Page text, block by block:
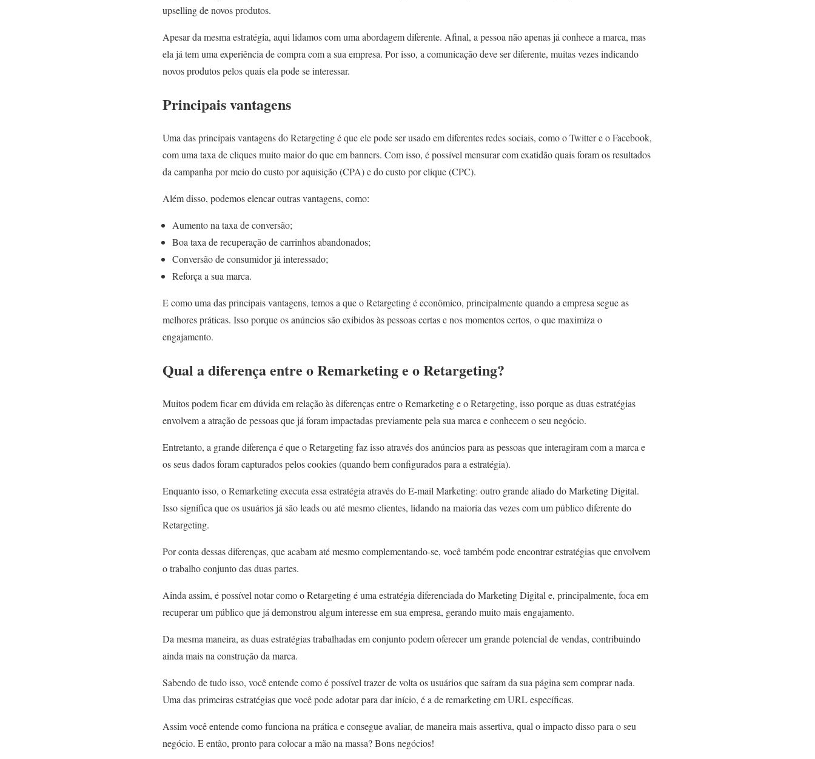
upselling de novos produtos.
Apesar da mesma estratégia, aqui lidamos com uma abordagem diferente. Afinal, a pessoa não apenas já conhece a marca, mas
ela já tem uma experiência de compra com a sua empresa. Por isso, a comunicação deve ser diferente, muitas vezes indicando
novos produtos pelos quais ela pode se interessar.
Principais vantagens
Uma das principais vantagens do Retargeting é que ele pode ser usado em diferentes redes sociais, como o Twitter e o Facebook,
com uma taxa de cliques muito maior do que em banners. Com isso, é possível mensurar com exatidão quais foram os resultados
da campanha por meio do custo por aquisição (CPA) e do custo por clique (CPC).
Além disso, podemos elencar outras vantagens, como:
Aumento na taxa de conversão;
Boa taxa de recuperação de carrinhos abandonados;
Conversão de consumidor já interessado;
Reforça a sua marca.
E como uma das principais vantagens, temos a que o Retargeting é econômico, principalmente quando a empresa segue as
melhores práticas. Isso porque os anúncios são exibidos às pessoas certas e nos momentos certos, o que maximiza o
engajamento.
Qual a diferença entre o Remarketing e o Retargeting?
Muitos podem ficar em dúvida em relação às diferenças entre o Remarketing e o Retargeting, isso porque as duas estratégias
envolvem a atração de pessoas que já foram impactadas previamente pela sua marca e conhecem o seu negócio.
Entretanto, a grande diferença é que o Retargeting faz isso através dos anúncios para as pessoas que interagiram com a marca e
os seus dados foram capturados pelos cookies (quando bem configurados para a estratégia).
Enquanto isso, o Remarketing executa essa estratégia através do E-mail Marketing: outro grande aliado do Marketing Digital.
Isso significa que os usuários já são leads ou até mesmo clientes, lidando na maioria das vezes com um público diferente do
Retargeting.
Por conta dessas diferenças, que acabam até mesmo complementando-se, você também pode encontrar estratégias que envolvem
o trabalho conjunto das duas partes.
Ainda assim, é possível notar como o Retargeting é uma estratégia diferenciada do Marketing Digital e, principalmente, foca em
recuperar um público que já demonstrou algum interesse em sua empresa, gerando muito mais engajamento.
Da mesma maneira, as duas estratégias trabalhadas em conjunto podem oferecer um grande potencial de vendas, contribuindo
ainda mais na construção da marca.
Sabendo de tudo isso, você entende como é possível trazer de volta os usuários que saíram da sua página sem comprar nada.
Uma das primeiras estratégias que você pode adotar para dar início, é a de remarketing em URL específicas.
Assim você entende como funciona na prática e consegue avaliar, de maneira mais assertiva, qual o impacto disso para o seu
negócio. E então, pronto para colocar a mão na massa? Bons negócios!